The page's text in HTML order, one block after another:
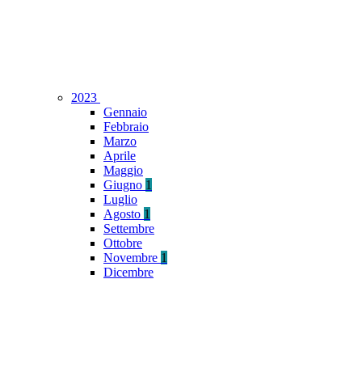
2023
Gennaio
Febbraio
Marzo
Aprile
Maggio
Giugno 1
Luglio
Agosto 1
Settembre
Ottobre
Novembre 1
Dicembre